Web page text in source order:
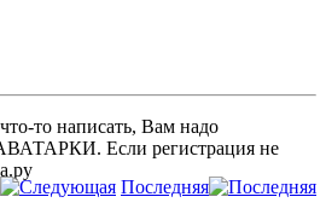
то написать, Вам надо
Если регистрация не
Последняя